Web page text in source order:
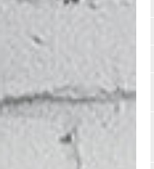
Соединитель цепи C-LC 6
(10/2шт)